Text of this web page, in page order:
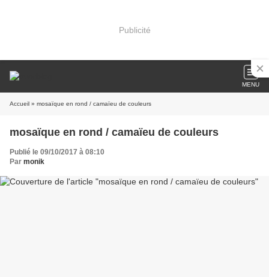
Publicité
MENU
Accueil » mosaïque en rond / camaïeu de couleurs
mosaïque en rond / camaïeu de couleurs
Publié le 09/10/2017 à 08:10
Par monik